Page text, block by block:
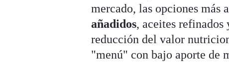
mercado, las opciones más
añadidos, aceites refinados
reducción del valor
"menú" con bajo aporte de